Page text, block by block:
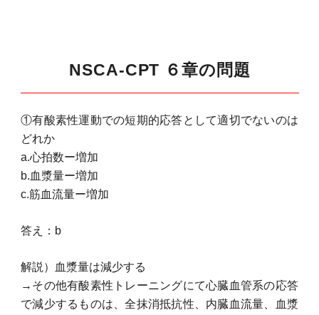
NSCA-CPT ６章の問題
①有酸素性運動での短期的応答として適切でないのは
どれか
a.心拍数ー増加
b.血漿量ー増加
c.筋血流量ー増加
答え：b
解説）血漿量は減少する
→その他有酸素性トレーニングにて心臓血管系の応答
で減少するものは、全抹消抵抗性、内臓血流量、血漿